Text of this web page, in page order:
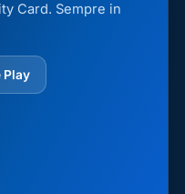
Card. Sempre in
Play